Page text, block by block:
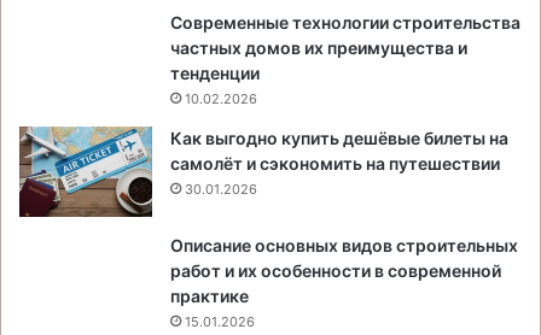
Современные технологии строительства
частных домов их преимущества и
тенденции
10.02.2026
Как выгодно купить дешёвые билеты на
самолёт и сэкономить на путешествии
30.01.2026
Описание основных видов строительных
работ и их особенности в современной
практике
15.01.2026